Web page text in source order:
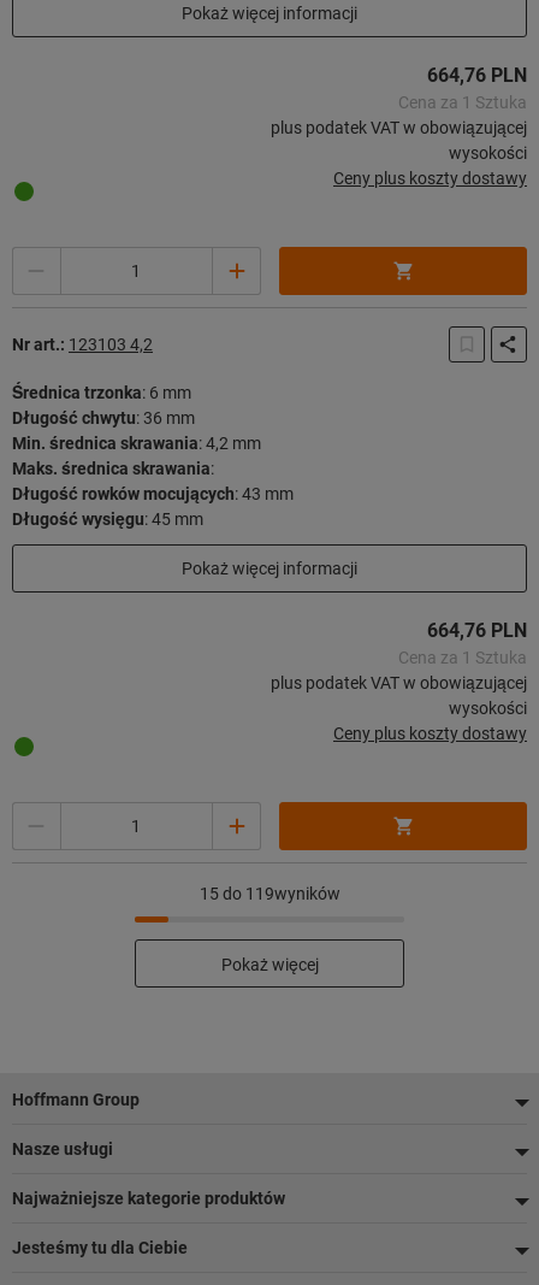
81 mm
Strategia skrawania:HPC
Pokaż więcej informacji
664,76 PLN
Cena za 1 Sztuka
plus podatek VAT w obowiązującej
wysokości
Ceny plus koszty dostawy
Nr art.: 123103 4,2
Średnica trzonka: 6 mm
Długość chwytu: 36 mm
Min. średnica skrawania:4,2 mm
Maks. średnica skrawania:
Długość rowków mocujących:43 mm
Długość wysięgu:45 mm
Długość użytkowa:36 mm
81 mm
Strategia skrawania:HPC
Pokaż więcej informacji
664,76 PLN
Cena za 1 Sztuka
plus podatek VAT w obowiązującej
wysokości
Ceny plus koszty dostawy
15do 119wyników
Pokaż więcej
Stopka
Hoffmann Group
Nasze usługi
Najważniejsze kategorie produktów
Jesteśmy tu dla Ciebie